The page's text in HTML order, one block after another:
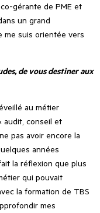
gérante de PME et
un grand
me suis orientée vers
de vous destiner aux
au métier
audit, conseil et
pas avoir encore la
années
la réflexion que plus
qui pouvait
la formation de TBS
mes